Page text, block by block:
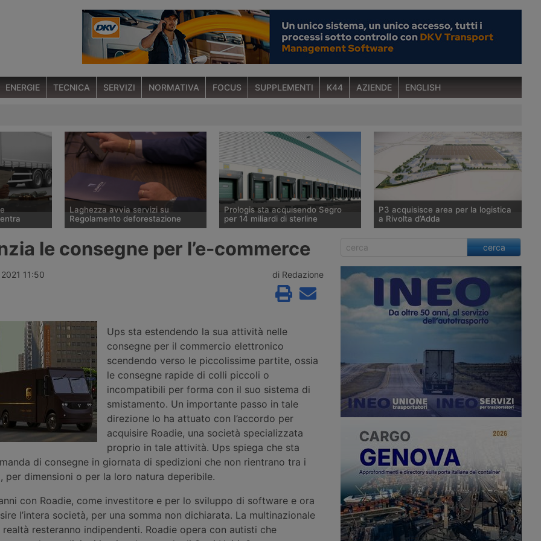
ENERGIE TECNICA SERVIZI NORMATIVA FOCUS SUPPLEMENTI K44 AZIENDE ENGLISH
Betz
2026, ad
non
di lavoro e
Laghezza avvia servizi su
Regolamento deforestazione
deforestazione Eudr entrerà in
vigore il 30 dicembre 2026.
di formazione doganale, in partenza
a settembre.
Prologis sta acquisendo Segro
per 14 miliardi di sterline
operatore mondiale di immobili
definitiva per acquisire Segro, il
maggiore Reit britannico. Nascerà
così la più grande piattaforma
logistica del mondo, con la chiusura
P3 acquisisce area per la logistica
a Rivolta d’Adda
P3, tramite il Fondo Giano gestito da
Savills Investment Management Sgr,
Rivolta d’Adda, in provincia di
Cremona, per un polo logistico da
61mila metri quadrati, con i lavori in
avvio nel quarto trimestre del 2026.
le consegne per l’e-commerce
11:50 di Redazione
Ups sta estendendo la sua attività nelle
consegne per il commercio elettronico
scendendo verso le piccolissime partite, ossia
le consegne rapide di colli piccoli o
incompatibili per forma con il suo sistema di
smistamento. Un importante passo in tale
direzione lo ha attuato con l’accordo per
acquisire Roadie, una società specializzata
proprio in tale attività. Ups spiega che sta
di consegne in giornata di spedizioni che non rientrano tra i
per dimensioni o per la loro natura deperibile.
con Roadie, come investitore e per lo sviluppo di software e ora
l’intera società, per una somma non dichiarata. La multinazionale
resteranno indipendenti. Roadie opera con autisti che
cerca